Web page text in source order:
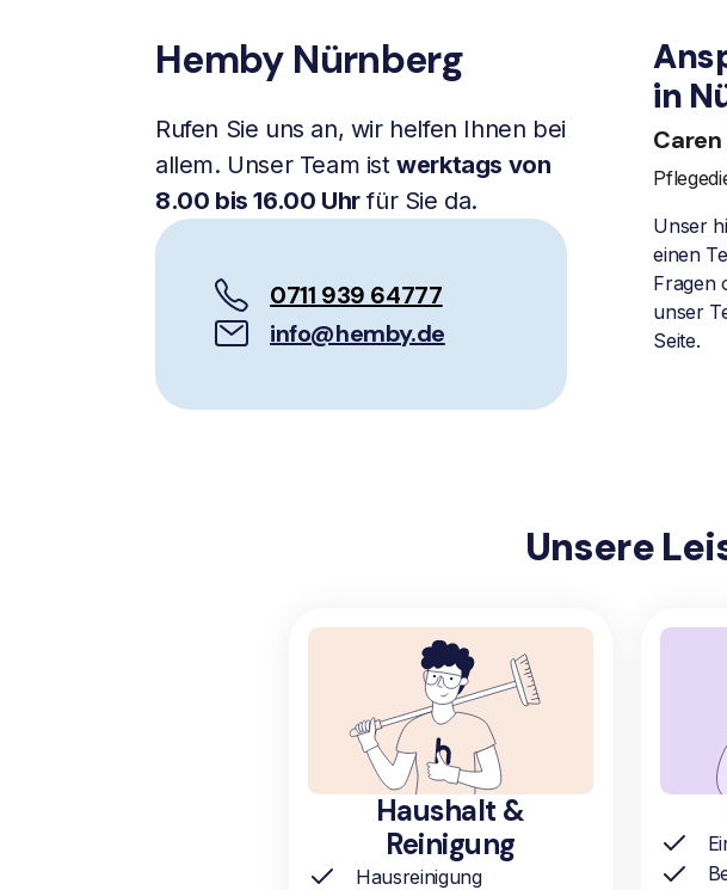
Hemby Nürnberg
Rufen Sie uns an, wir helfen Ihnen bei
allem. Unser Team istwerktags von
8.00 bis 16.00 Uhrfür Sie da.
0711 939 64777
info@hemby.de
in
Unser
einen
Fragen
unser
Seite.
Unsere
Haushalt &
Reinigung
Hausreinigung